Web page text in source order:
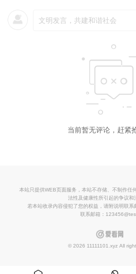
当前暂无评论，赶紧
本站只提供WEB页面服务，本站不存储、不制作任
法性及健康性所引起的争议和
若本站收录内容侵犯了您的权益，请附说明联系
联系邮箱：
© 2026 11111101.xyz All